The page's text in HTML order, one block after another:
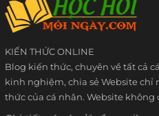
KIẾN THỨC ONLINE
Blog kiến thức, chuyên về tất cả
kinh nghiệm, chia sẻ Website
thức của cá nhân. Website